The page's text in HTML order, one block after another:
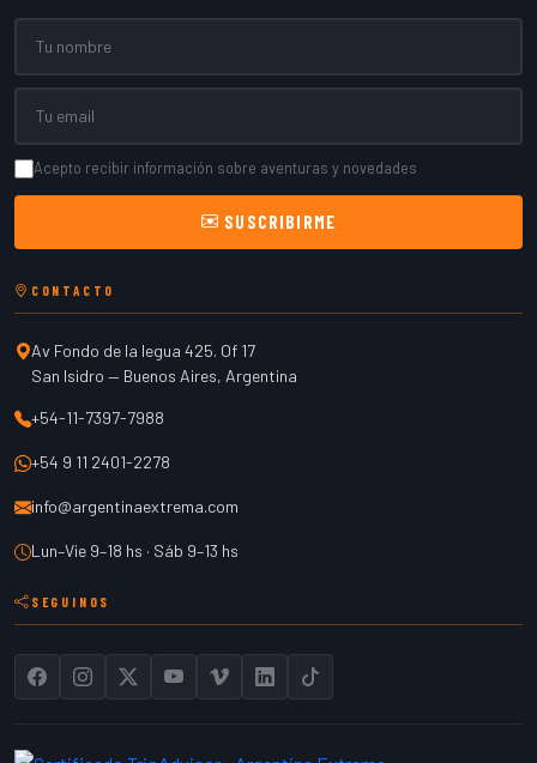
Acepto recibir información sobre aventuras y novedades
SUSCRIBIRME
CONTACTO
Av Fondo de la legua 425. Of 17
San Isidro — Buenos Aires, Argentina
+54-11-7397-7988
+54 9 11 2401-2278
info@argentinaextrema.com
Lun–Vie 9–18 hs · Sáb 9–13 hs
SEGUINOS